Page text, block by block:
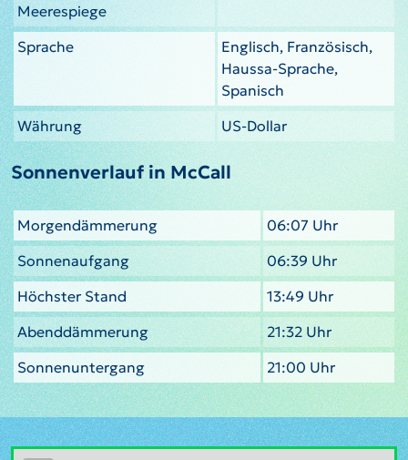
Meerespiege
Sprache
Englisch, Französisch,
Haussa-Sprache,
Spanisch
Währung
US-Dollar
Sonnenverlauf in McCall
Morgendämmerung
06:07 Uhr
Sonnenaufgang
06:39 Uhr
Höchster Stand
13:49 Uhr
Abenddämmerung
21:32 Uhr
Sonnenuntergang
21:00 Uhr